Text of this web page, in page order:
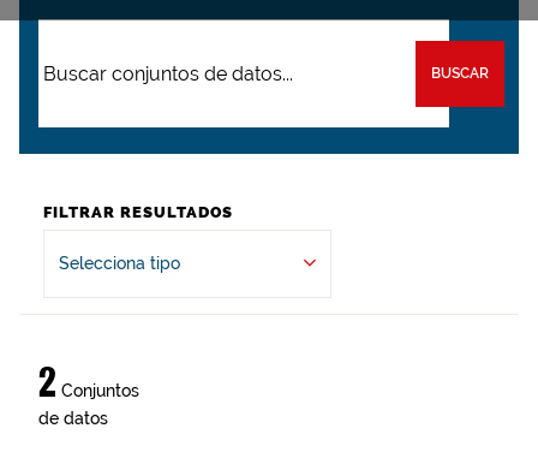
BUSCAR
FILTRAR RESULTADOS
Selecciona tipo
2 Conjuntos
de datos